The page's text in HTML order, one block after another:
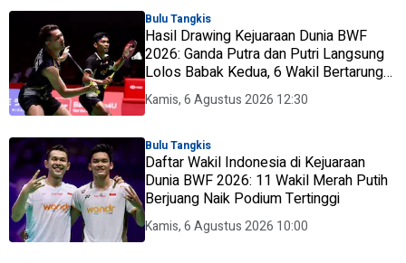
Bulu Tangkis
Hasil Drawing Kejuaraan Dunia BWF
2026: Ganda Putra dan Putri Langsung
Lolos Babak Kedua, 6 Wakil Bertarung
dari Awal
Kamis, 6 Agustus 2026 12:30
Bulu Tangkis
Daftar Wakil Indonesia di Kejuaraan
Dunia BWF 2026: 11 Wakil Merah Putih
Berjuang Naik Podium Tertinggi
Kamis, 6 Agustus 2026 10:00